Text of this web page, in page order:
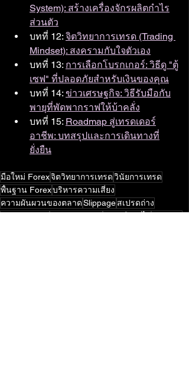
System): สร้างเครื่องจักรผลิตกำไร
ส่วนตัว
บทที่ 12: จิตวิทยาการเทรด (Trading
Mindset): สงครามกับใจตัวเอง
บทที่ 13: การเลือกโบรกเกอร์: วิธีดู "ตู้
เซฟ" ที่ปลอดภัยสำหรับเงินของคุณ
บทที่ 14: ข่าวเศรษฐกิจ: วิธีรับมือกับ
พายุที่พัดพากราฟให้บ้าคลั่ง
บทที่ 15: Roadmap สู่เทรดเดอร์
อาชีพ: บทสรุปและการเดินทางที่
ยั่งยืน
มือใหม่ Forexจิตวิทยาการเทรดวินัยการเทรด
พื้นฐาน Forexบริหารความเสี่ยง
ความผันผวนของตลาดSlippageสเปรดถ่าง